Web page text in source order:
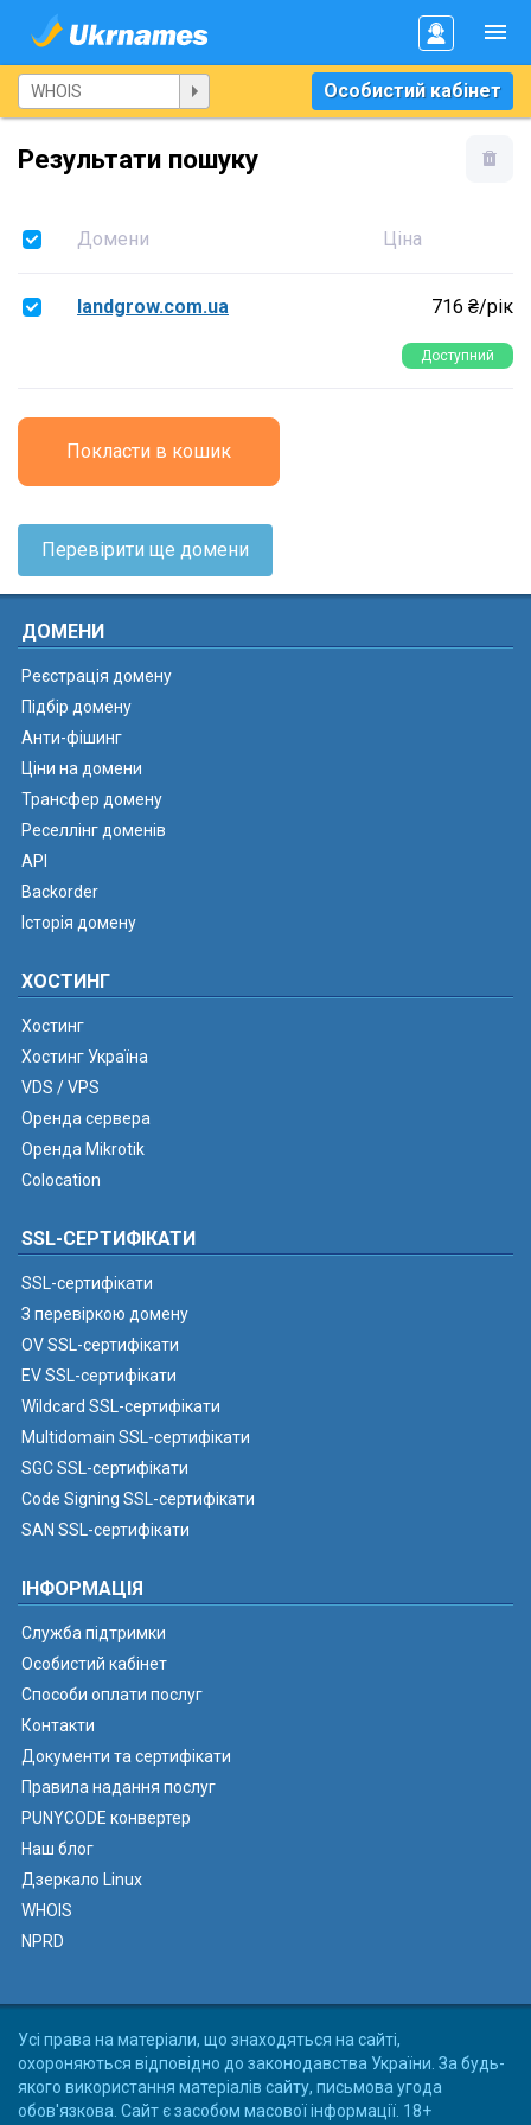
Особистий кабінет
Результати пошуку
Домени Ціна
landgrow.com.ua 716 ₴/рік
Доступний
Покласти в кошик
Перевірити ще домени
ДОМЕНИ
Реєстрація домену
Підбір домену
Анти-фішинг
Ціни на домени
Трансфер домену
Реселлінг доменів
API
Backorder
Історія домену
ХОСТИНГ
Хостинг
Хостинг Україна
VDS / VPS
Оренда сервера
Оренда Mikrotik
Colocation
SSL-СЕРТИФІКАТИ
SSL-сертифікати
З перевіркою домену
OV SSL-сертифікати
EV SSL-сертифікати
Wildcard SSL-сертифікати
Multidomain SSL-сертифікати
SGC SSL-сертифікати
Code Signing SSL-сертифікати
SAN SSL-сертифікати
ІНФОРМАЦІЯ
Служба підтримки
Особистий кабінет
Способи оплати послуг
Контакти
Документи та сертифікати
Правила надання послуг
PUNYCODE конвертер
Наш блог
Дзеркало Linux
WHOIS
NPRD
Усі права на матеріали, що знаходяться на сайті,
охороняються відповідно до законодавства України. За будь-
якого використання матеріалів сайту, письмова угода
обов'язкова. Сайт є засобом масової інформації. 18+